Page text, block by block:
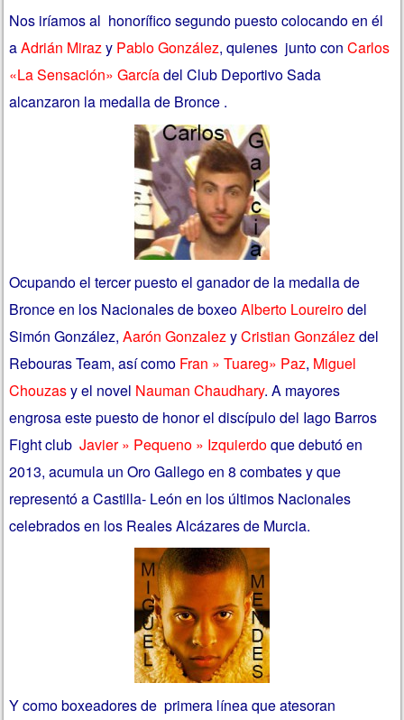
Nos iríamos al honorífico segundo puesto colocando en él
aAdrián Mirazy Pablo González, quienes junto conCarlos
«La Sensación» Garcíadel Club Deportivo Sada
alcanzaron la medalla de Bronce .
Ocupando el tercer puesto el ganador de la medalla de
Bronce en los Nacionales de boxeoAlberto Loureirodel
Simón González,Aarón GonzalezyCristian Gonzálezdel
Rebouras Team, así como Fran » Tuareg» Paz, Miguel
Chouzasy el novel Nauman Chaudhary. A mayores
engrosa este puesto de honor el discípulo del Iago Barros
Fight clubJavier » Pequeno » Izquierdoque debutó en
2013, acumula un Oro Gallego en 8 combates y que
representó a Castilla- León en los últimos Nacionales
celebrados en los Reales Alcázares de Murcia.
Y como boxeadores de primera línea que atesoran